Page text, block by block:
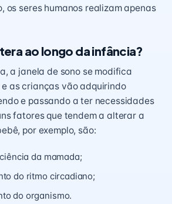
os seres humanos realizam apenas
ao longo da infância?
a janela de sono se modifica
as crianças vão adquirindo
e passando a ter necessidades
fatores que tendem a alterar a
por exemplo, são:
da mamada;
do ritmo circadiano;
do organismo.